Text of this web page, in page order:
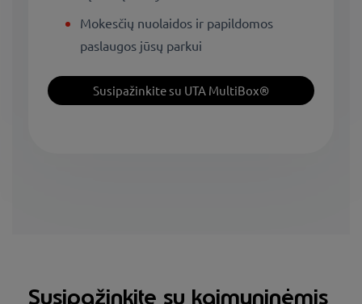
Mokesčių nuolaidos ir papildomos
paslaugos jūsų parkui
Susipažinkite su UTA MultiBox®
Susipažinkite su kaimyninėmis